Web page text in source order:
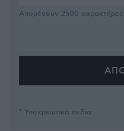
Απομένουν 2500 χαρακτήρες
* Υποχρεωτικά πεδία